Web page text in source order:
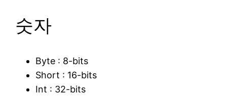
숫자
Byte : 8-bits
Short : 16-bits
Int : 32-bits